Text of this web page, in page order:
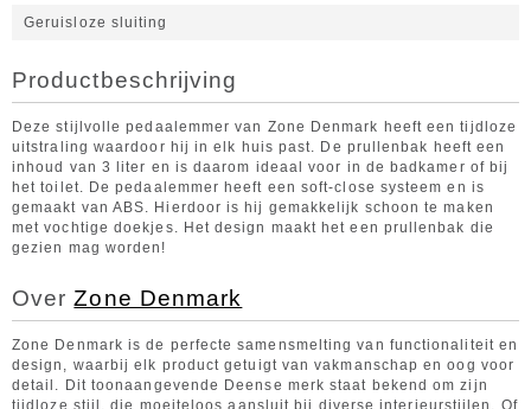
Geruisloze sluiting
Productbeschrijving
Deze stijlvolle pedaalemmer van Zone Denmark heeft een tijdloze
uitstraling waardoor hij in elk huis past. De prullenbak heeft een
inhoud van 3 liter en is daarom ideaal voor in de badkamer of bij
het toilet. De pedaalemmer heeft een soft-close systeem en is
gemaakt van ABS. Hierdoor is hij gemakkelijk schoon te maken
met vochtige doekjes. Het design maakt het een prullenbak die
gezien mag worden!
OverZone Denmark
Zone Denmark is de perfecte samensmelting van functionaliteit en
design, waarbij elk product getuigt van vakmanschap en oog voor
detail. Dit toonaangevende Deense merk staat bekend om zijn
tijdloze stijl, die moeiteloos aansluit bij diverse interieurstijlen. Of